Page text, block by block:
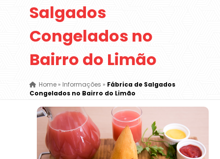
Salgados
Congelados no
Bairro do Limão
Home» Informações » Fábrica de Salgados
Congelados no Bairro do Limão